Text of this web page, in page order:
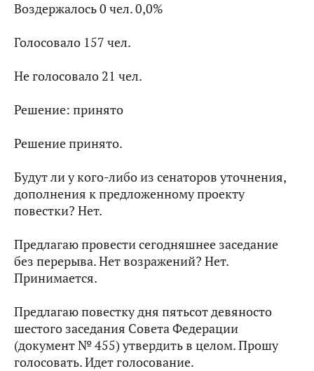
Воздержалось 0 чел. 0,0%
Голосовало 157 чел.
Не голосовало 21 чел.
Решение: принято
Решение принято.
Будут ли у кого‑либо из сенаторов уточнения,
дополнения к предложенному проекту
повестки? Нет.
Предлагаю провести сегодняшнее заседание
без перерыва. Нет возражений? Нет.
Принимается.
Предлагаю повестку дня пятьсот девяносто
шестого заседания Совета Федерации
(документ № 455) утвердить в целом. Прошу
голосовать. Идет голосование.